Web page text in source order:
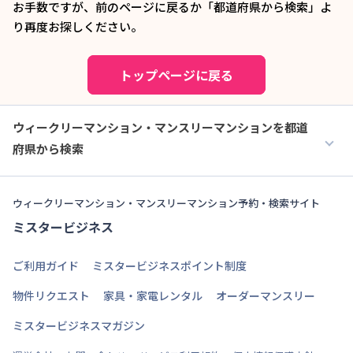
お手数ですが、前のページに戻るか「都道府県から検索」よ
り再度お探しください。
トップページに戻る
ウィークリーマンション・マンスリーマンションを都道
府県から検索
ウィークリーマンション・マンスリーマンション予約・検索サイト
ミスタービジネス
ご利用ガイド
ミスタービジネスポイント制度
物件リクエスト
家具・家電レンタル
オーダーマンスリー
ミスタービジネスマガジン